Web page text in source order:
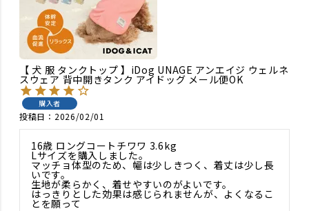
【 犬 服 タンクトップ 】iDog UNAGE アンエイジ ウェルネ
スウェア 背中開きタンク アイドッグ メール便OK
購入者
投稿日 2026/02/01
16歳 ロングコートチワワ 3.6kg
Lサイズを購入しました。
マッチョ体型のため、幅は少しきつく、着丈は少し長
いです。
生地が柔らかく、着せやすいのがよいです。
はっきりとした効果は感じられませんが、よくなるこ
とを願って